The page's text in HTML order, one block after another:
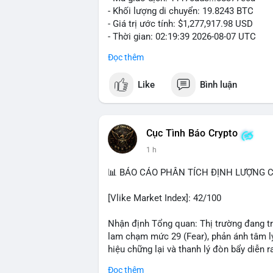
- Khối lượng di chuyển: 19.8243 BTC
- Giá trị ước tính: $1,277,917.98 USD
- Thời gian: 02:19:39 2026-08-07 UTC
Khối lượng gần 20 BTC trị giá hơn 1.27
động này thiên về chuyển ví lạnh để
lượng không quá lớn để gây sốc thanh
Nhà đầu tư nhỏ lẻ nên theo dõi xác
tương tự trong 24 giờ tới. Nếu xu hướng
chiếm ưu thế, phù hợp với chiến lược
Đọc thêm
Like Bình luận
Cục Tình Báo Crypto
1 h
📊 BÁO CÁO PHÂN TÍCH ĐỊNH LƯỢNG
[Vlike Market Index]: 42/100
Nhận định Tổng quan: Thị trường đang
lam chạm mức 29 (Fear), phản ánh
hiệu chững lại và thanh lý đòn bẩy diễn
Đọc thêm